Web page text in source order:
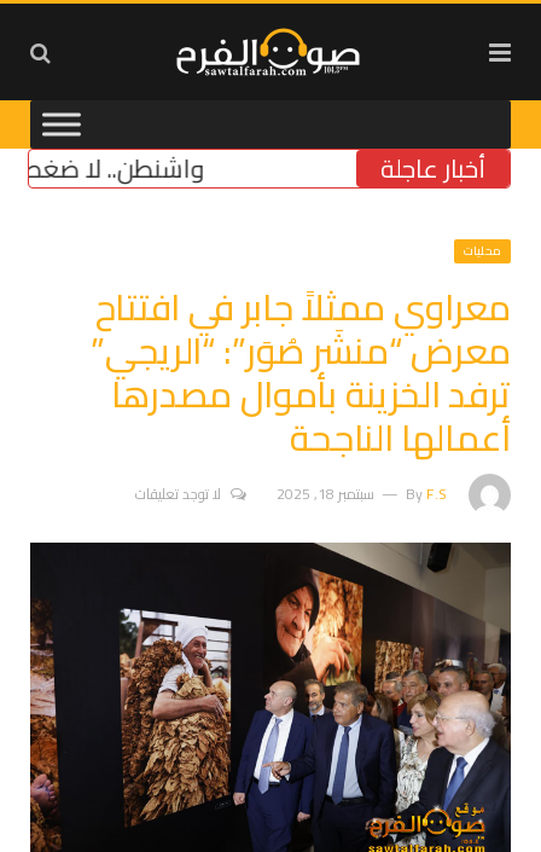
أخبار عاجلة واشنطن.. لا ضغط على
محليات
معراوي ممثلاً جابر في افتتاح
معرض “منشَر صُوَر”: “الريجي”
ترفد الخزينة بأموال مصدرها
أعمالها الناجحة
ByF.S سبتمبر 18, 2025 لا توجد تعليقات